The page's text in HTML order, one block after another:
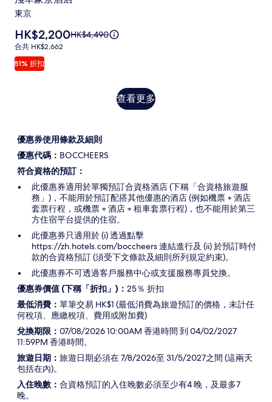
準
詳
豪
景
酒
店
相
東京
51% 折扣
價
格
為
HK$2,200
HK$2,200原
準
價
的
詳
情。
HK$4,490
合
共
HK$2,662
合共 HK$2,662
查看更多
查
看
優惠券使用條款及細則
優惠代碼： BOCCHEERS
符合資格的預訂：
此優惠券適用於單獨預訂合資格酒店 (下稱「合資格旅遊服
務」)，不能用於預訂配搭其他優惠的酒店 (例如機票 + 酒店
套票行程，或機票 + 酒店 + 租車套票行程)，也不能用於第三
方住宿平台提供的住宿。
此優惠券只適用於 (i) 透過點擊
https://zh.hotels.com/boccheers 連結進行及 (ii) 於預訂時付
款的合資格預訂 (須受下文條款及細則所列規定約束)。
此優惠券不可透過客戶服務中心或支援服務專員兌換。
優惠券價值 (下稱「折扣」 ) ： 25％ 折扣
最低消費： 單筆交易 HK$1 (最低消費為旅遊預訂的價格，未計任
何稅項、應繳稅項、費用或附加費)
兌換期限： 07/08/2026 10:00AM 香港時間 到 04/02/2027
11:59PM 香港時間。
旅遊日期： 旅遊日期必須在 7/8/2026至 31/5/2027之間 (這兩天
包括在內)。
入住晚數： 合資格預訂的入住晚數必須至少有4 晚，及最多7
晚。